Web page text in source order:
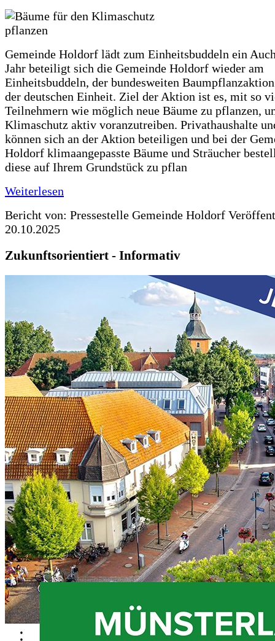
Gemeinde Holdorf lädt zum Einheitsbuddeln ein
Jahr beteiligt sich die Gemeinde Holdorf wieder am
Einheitsbuddeln, der bundesweiten
der deutschen Einheit. Ziel der Aktion ist es, mit so
Teilnehmern wie möglich neue Bäume zu pflanzen,
Klimaschutz aktiv voranzutreiben. Privathaushalte
können sich an der Aktion beteiligen und bei der
Holdorf klimaangepasste Bäume und Sträucher
diese auf Ihrem Grundstück zu pflan
Weiterlesen
Bericht von: Pressestelle Gemeinde Holdorf
20.10.2025
Zukunftsorientiert - Informativ